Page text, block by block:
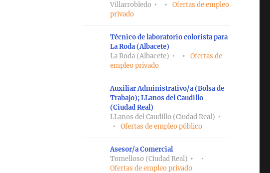
Villarrobledo
Ofertas de empleo
privado
Técnico de laboratorio colorista para
La Roda (Albacete)
La Roda (Albacete)
Ofertas de
empleo privado
Auxiliar Administrativo/a (Bolsa de
Trabajo); LLanos del Caudillo
(Ciudad Real)
LLanos del Caudillo (Ciudad Real)
Ofertas de empleo público
Asesor/a Comercial
Tomelloso (Ciudad Real)
Ofertas de empleo privado